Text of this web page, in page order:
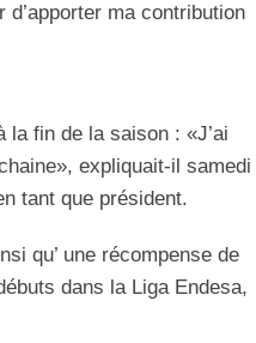
ma contribution
la fin de la saison : «J’ai
expliquait-il samedi
tant que président.
qu’ une récompense de
dans la Liga Endesa,